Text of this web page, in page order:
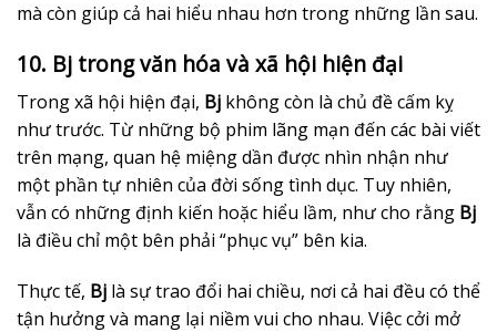
mà còn giúp cả hai hiểu nhau hơn trong những lần sau.
10. Bj trong văn hóa và xã hội hiện đại
Trong xã hội hiện đại, Bj không còn là chủ đề cấm kỵ
như trước. Từ những bộ phim lãng mạn đến các bài viết
trên mạng, quan hệ miệng dần được nhìn nhận như
một phần tự nhiên của đời sống tình dục. Tuy nhiên,
vẫn có những định kiến hoặc hiểu lầm, như cho rằng Bj
là điều chỉ một bên phải “phục vụ” bên kia.
Thực tế, Bj là sự trao đổi hai chiều, nơi cả hai đều có thể
tận hưởng và mang lại niềm vui cho nhau. Việc cởi mở